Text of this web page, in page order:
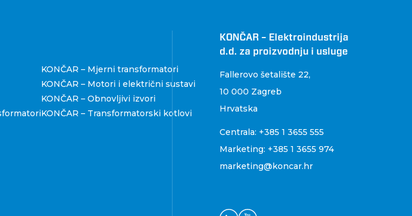
KONČAR – Mjerni transformatori
KONČAR – Motori i električni sustavi
KONČAR – Obnovljivi izvori
KONČAR – Transformatorski kotlovi
KONČAR – Elektroindustrija
d.d. za proizvodnju i usluge
Fallerovo šetalište 22,
10 000 Zagreb
Hrvatska
Centrala: +385 1 3655 555
Marketing: +385 1 3655 974
marketing@koncar.hr